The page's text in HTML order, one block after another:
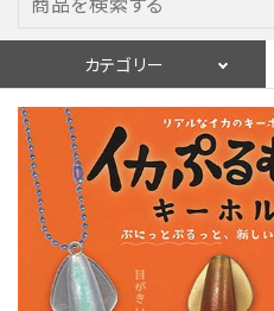
カテゴリー
ログイン
入荷スケジュール
カプセルトイマシン本体